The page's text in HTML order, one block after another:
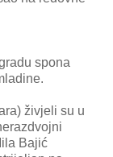
spona
živjeli su u
Bajić